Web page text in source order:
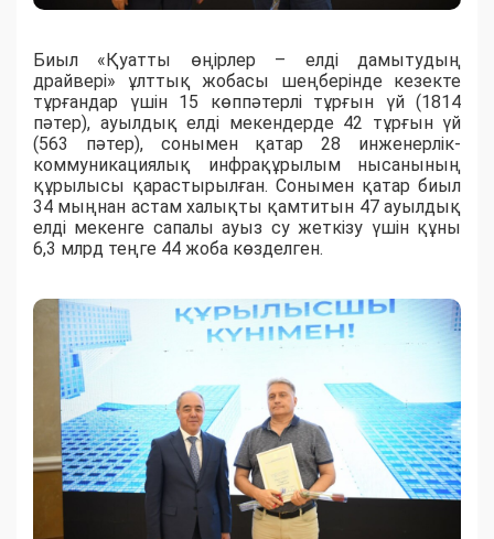
Биыл «Қуатты өңірлер – елді дамытудың
драйвері» ұлттық жобасы шеңберінде кезекте
тұрғандар үшін 15 көппәтерлі тұрғын үй (1814
пәтер), ауылдық елді мекендерде 42 тұрғын үй
(563 пәтер), сонымен қатар 28 инженерлік-
коммуникациялық инфрақұрылым нысанының
құрылысы қарастырылған. Сонымен қатар биыл
34 мыңнан астам халықты қамтитын 47 ауылдық
елді мекенге сапалы ауыз су жеткізу үшін құны
6,3 млрд теңге 44 жоба көзделген.